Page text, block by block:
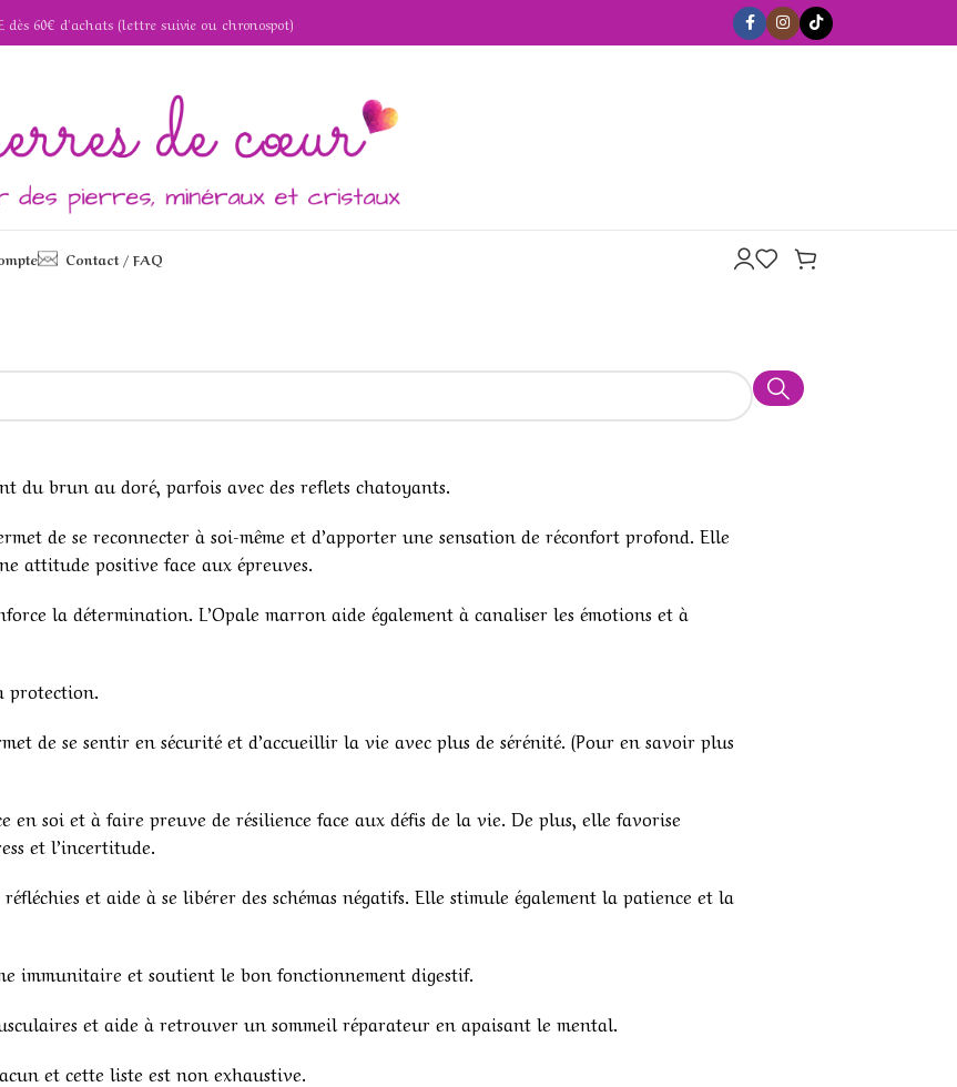
dès 60€ d'achats (lettre suivie ou chronospot)
Contact / FAQ
du brun au doré, parfois avec des reflets chatoyants.
de se reconnecter à soi-même et d’apporter une sensation de réconfort profond. Elle
attitude positive face aux épreuves.
la détermination. L’Opale marron aide également à canaliser les émotions et à
protection.
de se sentir en sécurité et d’accueillir la vie avec plus de sérénité. (Pour en savoir plus
en soi et à faire preuve de résilience face aux défis de la vie. De plus, elle favorise
et l’incertitude.
et aide à se libérer des schémas négatifs. Elle stimule également la patience et la
immunitaire et soutient le bon fonctionnement digestif.
et aide à retrouver un sommeil réparateur en apaisant le mental.
et cette liste est non exhaustive.